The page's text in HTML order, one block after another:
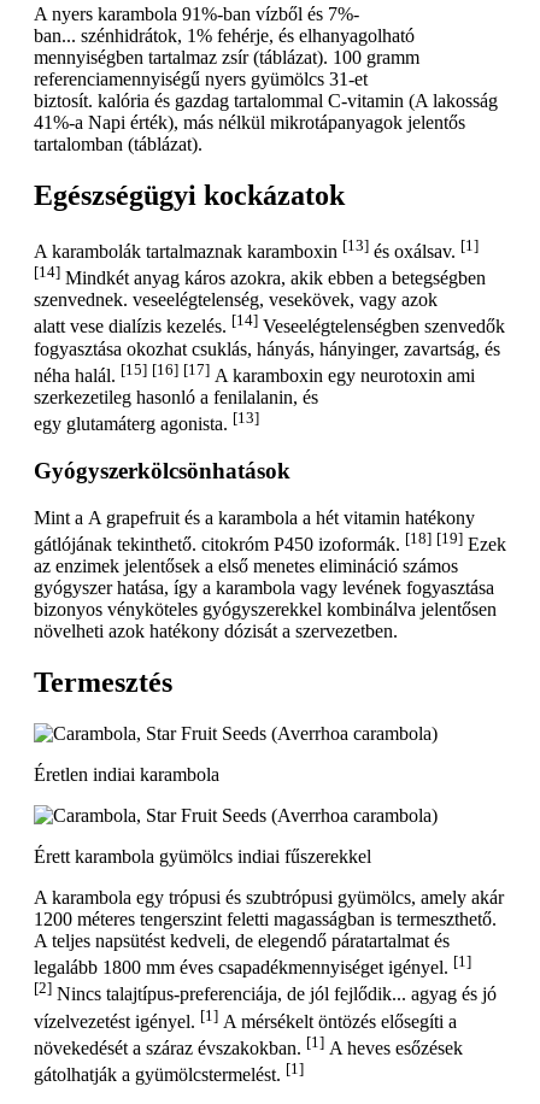
A nyers karambola 91%-ban vízből és 7%-
ban... szénhidrátok, 1% fehérje, és elhanyagolható
mennyiségben tartalmaz zsír (táblázat). 100 gramm
referenciamennyiségű nyers gyümölcs 31-et
biztosít. kalória és gazdag tartalommal C-vitamin (A lakosság
41%-a Napi érték), más nélkül mikrotápanyagok jelentős
tartalomban (táblázat).
Egészségügyi kockázatok
A karambolák tartalmaznak karamboxin [13] és oxálsav. [1]
[14] Mindkét anyag káros azokra, akik ebben a betegségben
szenvednek. veseelégtelenség, vesekövek, vagy azok
alatt vese dialízis kezelés. [14] Veseelégtelenségben szenvedők
fogyasztása okozhat csuklás, hányás, hányinger, zavartság, és
néha halál. [15] [16] [17] A karamboxin egy neurotoxin ami
szerkezetileg hasonló a fenilalanin, és
egy glutamáterg agonista. [13]
Gyógyszerkölcsönhatások
Mint a A grapefruit és a karambola a hét vitamin hatékony
gátlójának tekinthető. citokróm P450 izoformák. [18] [19] Ezek
az enzimek jelentősek a első menetes elimináció számos
gyógyszer hatása, így a karambola vagy levének fogyasztása
bizonyos vényköteles gyógyszerekkel kombinálva jelentősen
növelheti azok hatékony dózisát a szervezetben.
Termesztés
Éretlen indiai karambola
Érett karambola gyümölcs indiai fűszerekkel
A karambola egy trópusi és szubtrópusi gyümölcs, amely akár
1200 méteres tengerszint feletti magasságban is termeszthető.
A teljes napsütést kedveli, de elegendő páratartalmat és
legalább 1800 mm éves csapadékmennyiséget igényel. [1]
[2] Nincs talajtípus-preferenciája, de jól fejlődik... agyag és jó
vízelvezetést igényel. [1] A mérsékelt öntözés elősegíti a
növekedését a száraz évszakokban. [1] A heves esőzések
gátolhatják a gyümölcstermelést. [1]